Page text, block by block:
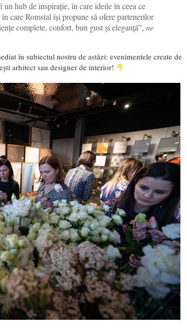
un hub de inspirație, în care ideile în ceea ce
care Romstal își propune să ofere partenerilor
complete, confort, bun gust și eleganță”, ne
în subiectul nostru de astăzi: evenimentele create de
arhitect sau designer de interior!